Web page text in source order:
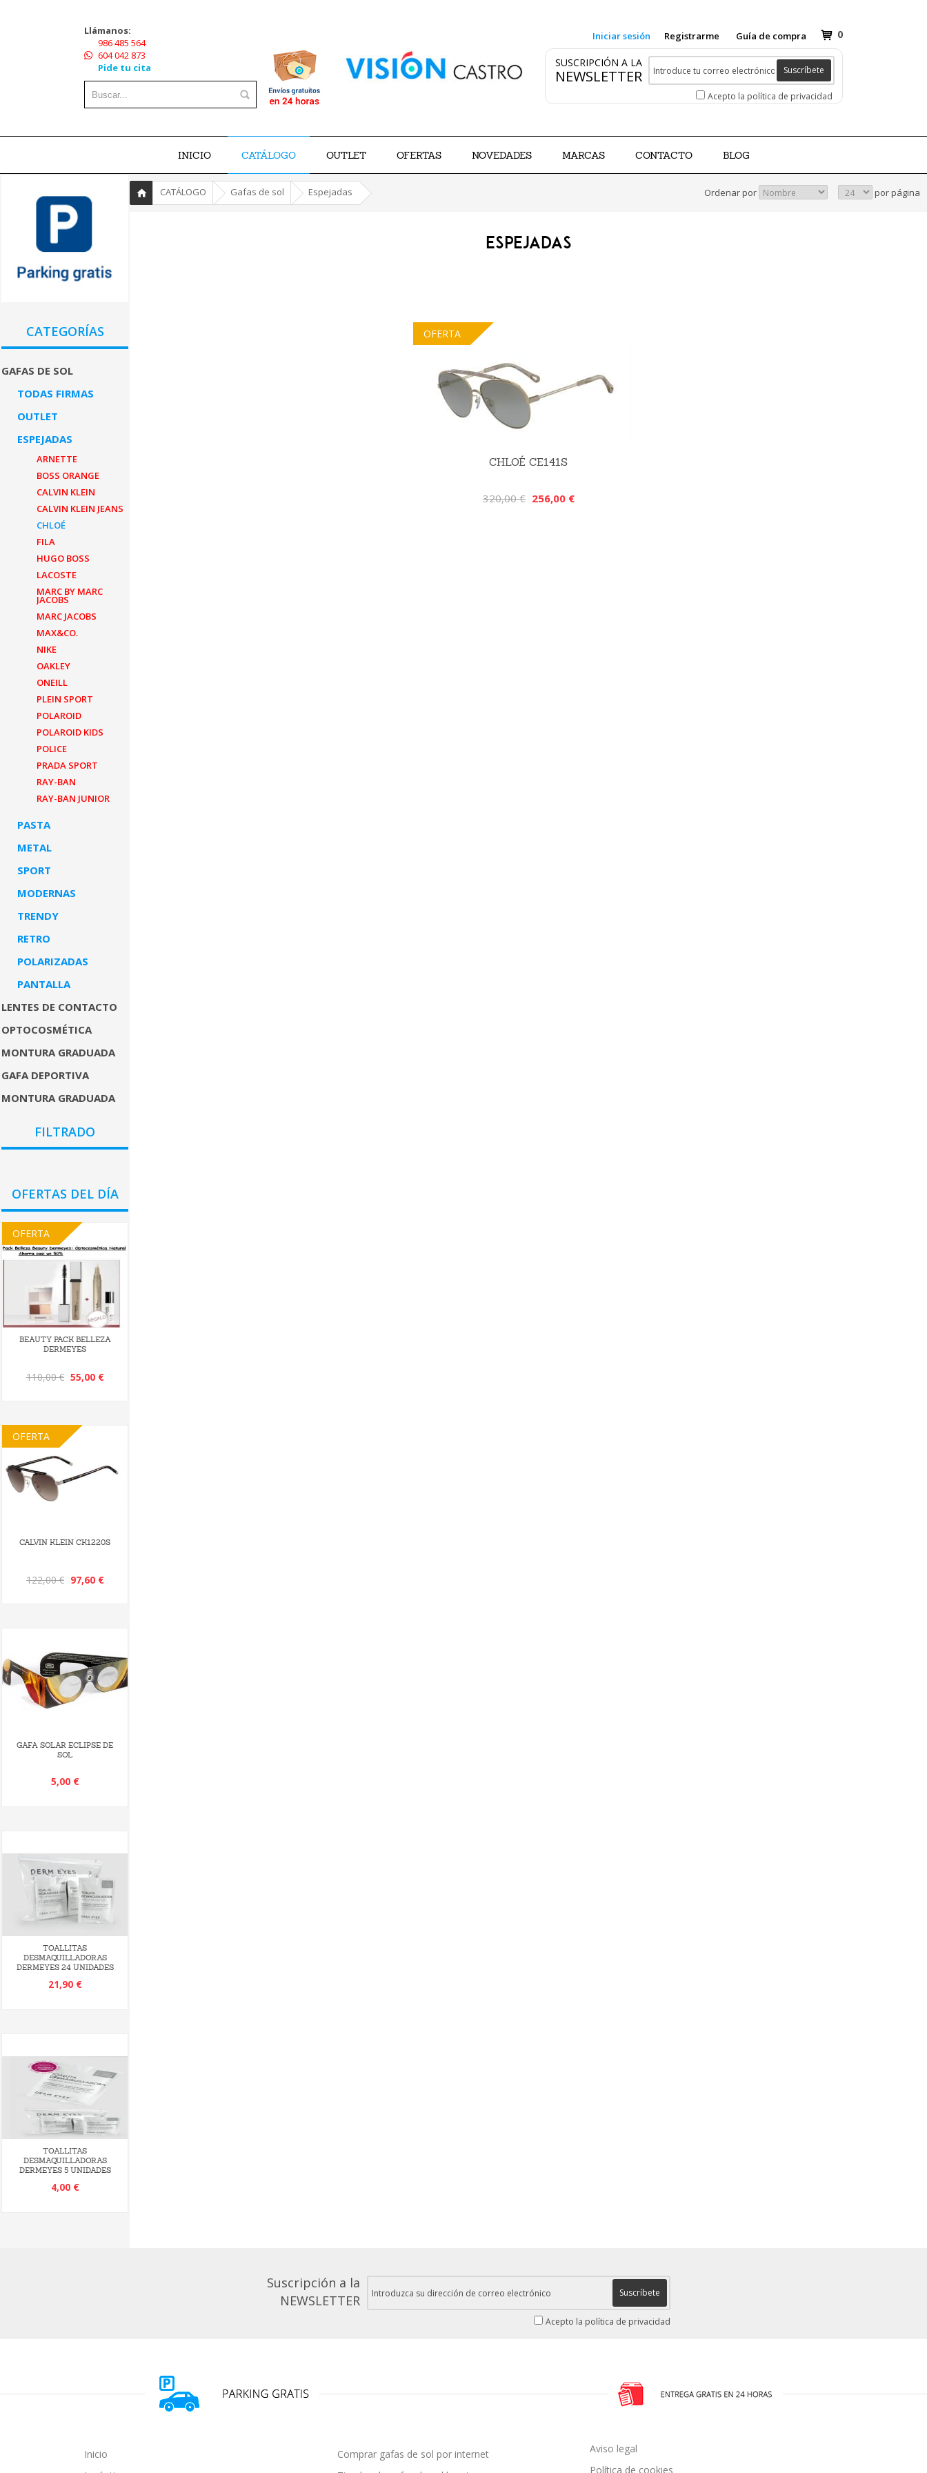
Llámanos:
986 485 564
604 042 873
Pide tu cita
0
Iniciar sesión Registrarme Guía de compra
SUSCRIPCIÓN A LA
NEWSLETTER Suscríbete
Acepto la política de privacidad
INICIO CATÁLOGO OUTLET OFERTAS NOVEDADES MARCAS CONTACTO BLOG
CATEGORÍAS
GAFAS DE SOL
TODAS FIRMAS
OUTLET
ESPEJADAS
ARNETTE
BOSS ORANGE
CALVIN KLEIN
CALVIN KLEIN JEANS
CHLOÉ
FILA
HUGO BOSS
LACOSTE
MARC BY MARC
JACOBS
MARC JACOBS
MAX&CO.
NIKE
OAKLEY
ONEILL
PLEIN SPORT
POLAROID
POLAROID KIDS
POLICE
PRADA SPORT
RAY-BAN
RAY-BAN JUNIOR
PASTA
METAL
SPORT
MODERNAS
TRENDY
RETRO
POLARIZADAS
PANTALLA
LENTES DE CONTACTO
OPTOCOSMÉTICA
MONTURA GRADUADA
GAFA DEPORTIVA
MONTURA GRADUADA
FILTRADO
OFERTAS DEL DÍA
OFERTA
BEAUTY PACK BELLEZA
DERMEYES
110,00 € 55,00 €
OFERTA
CALVIN KLEIN CK1220S
122,00 € 97,60 €
GAFA SOLAR ECLIPSE DE
SOL
5,00 €
TOALLITAS
DESMAQUILLADORAS
DERMEYES 24 UNIDADES
21,90 €
TOALLITAS
DESMAQUILLADORAS
DERMEYES 5 UNIDADES
4,00 €
Ordenar por por página
»CATÁLOGO Gafas de sol Espejadas
ESPEJADAS
OFERTA
CHLOÉ CE141S
320,00 € 256,00 €
Suscripción a la
NEWSLETTER
Suscríbete
Acepto la política de privacidad
Inicio
Comprar gafas de sol por internet
Aviso legal
Política de cookies